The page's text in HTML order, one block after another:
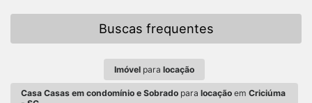
Buscas frequentes
Imóvel para locação
Casa Casas em condomínio e Sobrado paralocação emCriciúma